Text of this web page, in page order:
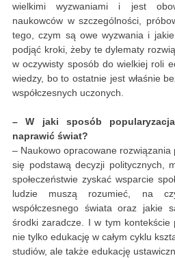
wielkimi wyzwaniami i jest
naukowców w szczególności,
tego, czym są owe wyzwania i
podjąć kroki, żeby te dylematy
w oczywisty sposób do wielkiej roli
wiedzy, bo to ostatnie jest właśnie
współczesnych uczonych.
– W jaki sposób
naprawić świat?
– Naukowo opracowane rozwiązania
się podstawą decyzji politycznych,
społeczeństwie zyskać wsparcie
ludzie muszą rozumieć, na
współczesnego świata oraz jakie
środki zaradcze. I w tym kontekście
nie tylko edukację w całym cyklu
studiów, ale także edukację